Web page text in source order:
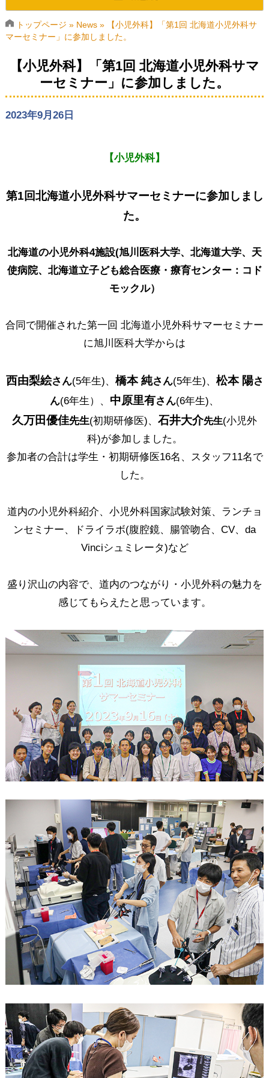
AMUSEについて
初期研修医・専攻医
役員・会員
トップページ » News»
【小児外科】「第1回 北海道小児外科サ
マーセミナー」に参加しました。
【小児外科】「第1回 北海道小児外科サマ
ーセミナー」に参加しました。
2023年9月26日
【小児外科】
第1回北海道小児外科サマーセミナーに参加しまし
た。
北海道の小児外科4施設(旭川医科大学、北海道大学、天
使病院、北海道立子ども総合医療・療育センター：コド
モックル）
合同で開催された第一回 北海道小児外科サマーセミナー
に旭川医科大学からは
西由梨絵さん(5年生)、 橋本 純さん(5年生)、 松本 陽さ
ん(6年生）、 中原里有さん(6年生)、
久万田優佳先生(初期研修医)、 石井大介先生(小児外
科)が参加しました。
参加者の合計は学生・初期研修医16名、スタッフ11名で
した。
道内の小児外科紹介、小児外科国家試験対策、ランチョ
ンセミナー、ドライラボ(腹腔鏡、腸管吻合、CV、da
Vinciシュミレータ)など
盛り沢山の内容で、道内のつながり・小児外科の魅力を
感じてもらえたと思っています。